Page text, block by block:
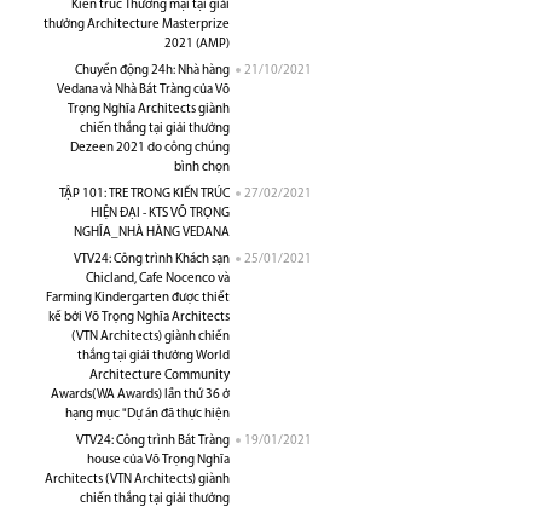
Kiến trúc Thương mại tại giải
thưởng Architecture Masterprize
2021 (AMP)
Chuyển động 24h: Nhà hàng
Vedana và Nhà Bát Tràng của Võ
Trọng Nghĩa Architects giành
chiến thắng tại giải thưởng
Dezeen 2021 do công chúng
bình chọn
21/10/2021
TẬP 101: TRE TRONG KIẾN TRÚC
HIỆN ĐẠI - KTS VÕ TRỌNG
NGHĨA_NHÀ HÀNG VEDANA
27/02/2021
VTV24: Công trình Khách sạn
Chicland, Cafe Nocenco và
Farming Kindergarten được thiết
kế bởi Võ Trọng Nghĩa Architects
(VTN Architects) giành chiến
thắng tại giải thưởng World
Architecture Community
Awards(WA Awards) lần thứ 36 ở
hạng mục "Dự án đã thực hiện
25/01/2021
VTV24: Công trình Bát Tràng
house của Võ Trọng Nghĩa
Architects (VTN Architects) giành
chiến thắng tại giải thưởng
19/01/2021